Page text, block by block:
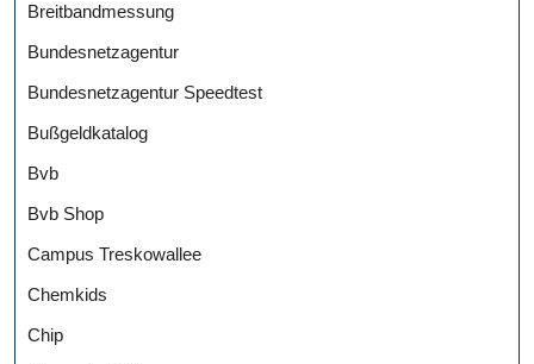
Breitbandmessung
Bundesnetzagentur
Bundesnetzagentur Speedtest
Bußgeldkatalog
Bvb
Bvb Shop
Campus Treskowallee
Chemkids
Chip